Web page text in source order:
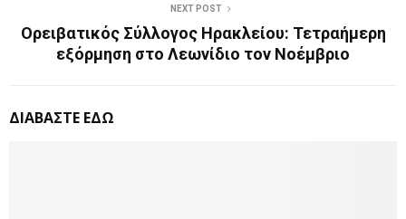
NEXT POST
Ορειβατικός Σύλλογος Ηρακλείου: Τετραήμερη
εξόρμηση στο Λεωνίδιο τον Νοέμβριο
ΔΙΑΒΑΣΤΕ ΕΔΩ